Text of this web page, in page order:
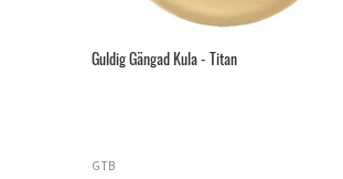
Guldig Gängad Kula - Titan
GTB